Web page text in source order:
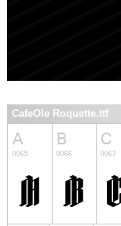
CafeOle Roquette.ttf